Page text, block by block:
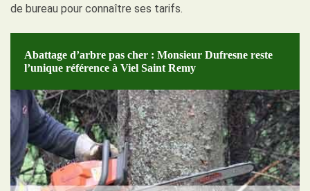
de bureau pour connaître ses tarifs.
Abattage d’arbre pas cher : Monsieur Dufresne reste
l’unique référence à Viel Saint Remy